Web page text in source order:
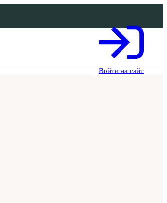
Войти на сайт